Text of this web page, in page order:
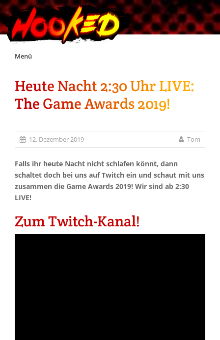
Skip
Menü
Unterstützt Hooked!
Impressum
Jobs
Discord
Heute Nacht 2:30 Uhr LIVE:
The Game Awards 2019!
12. Dezember 2019 Tom
Falls ihr heute Nacht nicht schlafen könnt, dann
schaltet doch bei uns auf Twitch ein und schaut mit uns
zusammen die Game Awards 2019! Wir sind ab 2:30
LIVE!
Zum Twitch-Kanal!